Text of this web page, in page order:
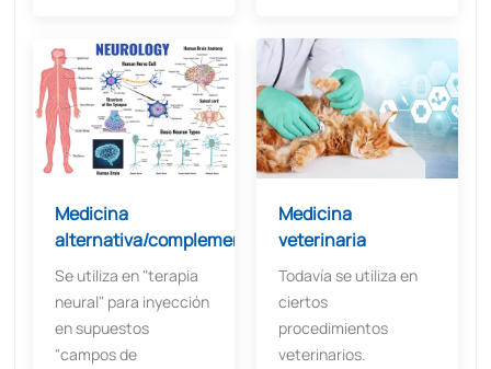
Medicina
alternativa/complementaria
Se utiliza en "terapia
neural" para inyección
en supuestos
"campos de
Medicina
veterinaria
Todavía se utiliza en
ciertos
procedimientos
veterinarios.